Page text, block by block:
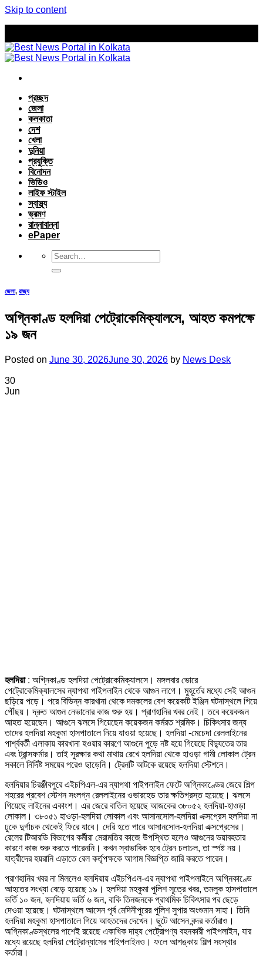
Skip to content
প্রচ্ছদ
জেলা
কলকাতা
দেশ
খেলা
দুনিয়া
প্রযুক্তি
বিনোদন
ভিডিও
লাইফ স্টাইল
স্বাস্থ্য
ভ্রমণ
রান্নাবান্না
ePaper
জেলা, রাজ্য
অগ্নিকাণ্ড হলদিয়া পেট্রোকেমিক্যালসে, আহত কমপক্ষে
১৯ জন
Posted on June 30, 2026June 30, 2026 by News Desk
30
Jun
হলদিয়া : অগ্নিকাণ্ড হলদিয়া পেট্রোকেমিক্যালসে। মঙ্গলবার ভোরে
পেট্রোকেমিক্যালসের ন্যাপথা পাইপলাইন থেকে আগুন লাগে। মুহূর্তের মধ্যে সেই আগুন
ছড়িয়ে পড়ে। পরে বিভিন্ন কারখানা থেকে দমকলের বেশ কয়েকটি ইঞ্জিন ঘটনাস্থলে গিয়ে
পৌঁছয়। দ্রুত আগুন নেভানোর কাজ শুরু হয়। প্রাণহানির খবর নেই। তবে কয়েকজন
আহত হয়েছেন। আগুনে ঝলসে গিয়েছেন কয়েকজন কর্মরত শ্রমিক। চিকিৎসার জন্য
তাদের হলদিয়া মহকুমা হাসপাতালে নিয়ে যাওয়া হয়েছে। হলদিয়া -মেচেদা রেললাইনের
পার্শ্ববর্তী এলাকায় কারখানা হওয়ার কারণে আগুনে পুড়ে নষ্ট হয়ে গিয়েছে বিদ্যুতের তার
এবং ট্রান্সফর্মার। তাই সুরক্ষার কথা মাথায় রেখে হলদিয়া থেকে হাওড়া গামী লোকাল ট্রেন
সকালে নির্দিষ্ট সময়ের পরেও ছাড়েনি। ট্রেনটি আটকে রয়েছে হলদিয়া স্টেশনে।
হলদিয়ার চিরঞ্জীবপুরে এইচপিএল-এর ন্যাপথা পাইপলাইন ফেটে অগ্নিকাণ্ডের জেরে শিল্প
শহরের প্রবেশ স্টেশন সংলগ্ন রেললাইনের ওভারহেড তার ক্ষতিগ্রস্ত হয়েছে। ঝলসে
গিয়েছে লাইনের একাংশ। এর জেরে বাতিল হয়েছে আজকের ৩৮০৫২ হলদিয়া-হাওড়া
লোকাল। ৩৮০৫১ হাওড়া-হলদিয়া লোকাল এবং আসানসোল-হলদিয়া এক্সপ্রেস হলদিয়া না
ঢুকে দুর্গাচক থেকেই ফিরে যাবে। দেরি হতে পারে আসানসোল-হলদিয়া এক্সপ্রেসের।
রেলের টিআরডি বিভাগের কর্মীরা মেরামতির কাজে উপস্থিত হলেও আগুনের ভয়াবহতার
কারণে কাজ শুরু করতে পারেননি। কখন স্বাভাবিক হবে ট্রেন চলাচল, তা স্পষ্ট নয়।
যাত্রীদের হয়রানি এড়াতে রেল কর্তৃপক্ষকে আগাম বিজ্ঞপ্তি জারি করতে পারেন।
প্রাণহানির খবর না মিললেও হলদিয়ায় এইচপিএল-এর ন্যাপথা পাইপলাইনে অগ্নিকাণ্ডে
আহতের সংখ্যা বেড়ে হয়েছে ১৯। হলদিয়া মহকুমা পুলিশ সূত্রে খবর, তমলুক হাসপাতালে
ভর্তি ১০ জন, হলদিয়ায় ভর্তি ৬ জন, বাকি তিনজনকে প্রাথমিক চিকিৎসার পর ছেড়ে
দেওয়া হয়েছে। ঘটনাস্থলে আসেন পূর্ব মেদিনীপুরের পুলিশ সুপার অংশুমান সাহা। তিনি
হলদিয়া মহকুমা হাসপাতালে গিয়ে আহতদের দেখেন। ছুটে আসেন বন্দর কর্তারাও।
অগ্নিকাণ্ডস্থলের পাশেই রয়েছে একাধিক দাহ্য পেট্রোপণ্য বহনকারী পাইপলাইন, যার
মধ্যে রয়েছে হলদিয়া পেট্রোন্যাসের পাইপলাইনও। ফলে আশঙ্কায় শিল্প সংস্থার
কর্তারা।